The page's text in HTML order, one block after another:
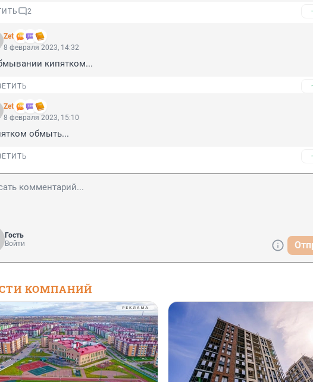
2
Zet
8 февраля 2023, 14:32
кипятком...
Zet
8 февраля 2023, 15:10
обмыть...
Гость
Войти
КОМПАНИЙ